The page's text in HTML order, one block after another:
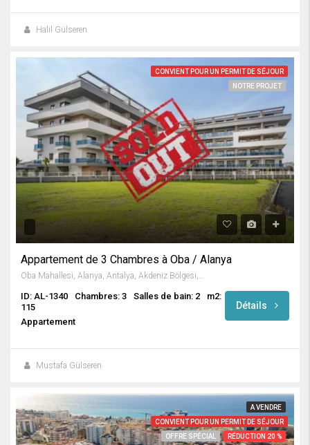
Halil Gülseren
CONVIENT POUR UN PERMIT DE SÉJOUR
NOTRE PROJET
Appartement de 3 Chambres à Oba / Alanya
Oba Mahallesi, Alanya, Antalya, Akdeniz Bölgesi, Türkiye
ID: AL-1340 Chambres: 3 Salles de bain: 2
m2:
115
Appartement
Détails
Mustafa Gülseren
A VENDRE
CONVIENT POUR UN PERMIT DE SÉJOUR
OFFRE SPÉCIAL
RÉDUCTION 20 %